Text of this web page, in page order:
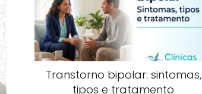
Transtorno bipolar: sintomas,
tipos e tratamento